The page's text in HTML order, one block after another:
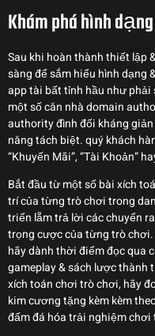
Khám phá hình
Sau khi hoàn thành thiết lập
sàng để sắm hiểu hình dạng
app tài bất tỉnh hầu như
một số căn nhà domain
authority đình đối kháng
năng tách biệt. quý khách
“Khuyến Mãi”, “Tài Khoản”
Bắt đầu từ một số bài xích
trí của từng trò chơi trong
triển lẵm trả lời các chuyển
trọng cược của từng trò
hãy dành thời điểm đọc qua
gameplay & sách lược thành
xích toán chơi trò chơi, hãy
kim cương tặng kèm kèm
đấm đá hóa trải nghiệm